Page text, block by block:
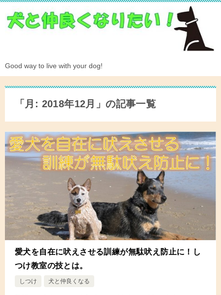
Good way to live with your dog!
「月: 2018年12月 」の記事一覧
愛犬を自在に吠えさせる訓練が無駄吠え防止に！し
つけ教室の技とは。
しつけ 犬と仲良くなる